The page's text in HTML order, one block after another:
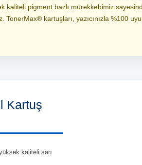
pigment bazlı mürekkebimiz
kartuşları, yazıcınızla %100
Kartuş
kaliteli sarı